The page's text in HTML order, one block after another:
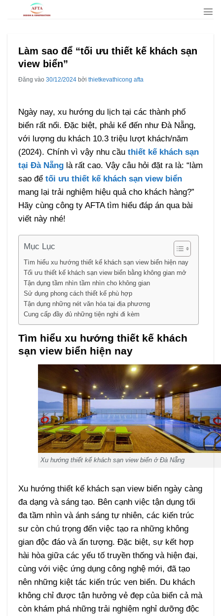
Làm sao để “tối ưu thiết kế khách sạn
view biển”
Đăng vào 30/12/2024 bởi thietkevathicong afta
Ngày nay, xu hướng du lịch tại các thành phố
biển rất nổi. Đặc biệt, phải kể đến như Đà Nẵng,
với lượng du khách 10.3 triệu lượt khách/năm
(2024). Chính vì vậy nhu cầu thiết kế khách sạn
tại Đà Nẵnglà rất cao. Vậy câu hỏi đặt ra là: “làm
sao để tối ưu thiết kế khách sạn view biển
mang lại trải nghiệm hiệu quả cho khách hàng?”
Hãy cùng công ty AFTA tìm hiểu đáp án qua bài
viết này nhé!
Mục Lục
Tìm hiểu xu hướng thiết kế khách sạn view biển hiện nay
Tối ưu thiết kế khách sạn view biển bằng không gian mở
Tận dụng tầm nhìn tầm nhìn cho không gian
Sử dụng phong cách thiết kế phù hợp
Tận dụng những nét văn hóa tại địa phương
Cung cấp đầy đủ những tiện nghi đi kèm
Tìm hiểu xu hướng thiết kế khách
sạn view biển hiện nay
Xu hướng thiết kế khách sạn view biển ở Đà Nẵng
Xu hướng thiết kế khách sạn view biển ngày càng
đa dạng và sáng tạo. Bên cạnh việc tận dụng tối
đa tầm nhìn và ánh sáng tự nhiên, các kiến trúc
sư còn chú trọng đến việc tạo ra những không
gian độc đáo và ấn tượng. Đặc biệt, sự kết hợp
hài hòa giữa các yếu tố truyền thống và hiện đại,
cùng với việc ứng dụng công nghệ mới, đã tạo
nên những kiệt tác kiến trúc ven biển. Du khách
không chỉ được tận hưởng vẻ đẹp của biển cả mà
còn khám phá những trải nghiệm nghỉ dưỡng độc